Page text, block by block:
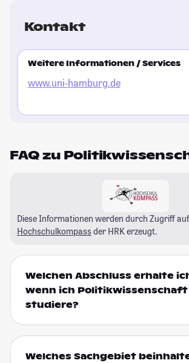
Kontakt
Weitere Informationen / Services
www.uni-hamburg.de
FAQ zu
Diese Informationen werden durch Zugriff
Hochschulkompass der HRK erzeugt.
Welchen Abschluss erhalte
wenn ich Politikwissenschaft
studiere?
Welches Sachgebiet